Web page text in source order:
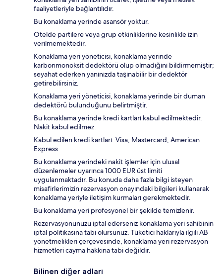
faaliyetleriyle bağlantılıdır.
Bu konaklama yerinde asansör yoktur.
Otelde partilere veya grup etkinliklerine kesinlikle izin
verilmemektedir.
Konaklama yeri yöneticisi, konaklama yerinde
karbonmonoksit dedektörü olup olmadığını bildirmemiştir;
seyahat ederken yanınızda taşınabilir bir dedektör
getirebilirsiniz.
Konaklama yeri yöneticisi, konaklama yerinde bir duman
dedektörü bulunduğunu belirtmiştir.
Bu konaklama yerinde kredi kartları kabul edilmektedir.
Nakit kabul edilmez.
Kabul edilen kredi kartları: Visa, Mastercard, American
Express
Bu konaklama yerindeki nakit işlemler için ulusal
düzenlemeler uyarınca 1000 EUR üst limiti
uygulanmaktadır. Bu konuda daha fazla bilgi isteyen
misafirlerimizin rezervasyon onayındaki bilgileri kullanarak
konaklama yeriyle iletişim kurmaları gerekmektedir.
Bu konaklama yeri profesyonel bir şekilde temizlenir.
Rezervasyonunuzu iptal ederseniz konaklama yeri sahibinin
iptal politikasına tabi olursunuz. Tüketici haklarıyla ilgili AB
yönetmelikleri çerçevesinde, konaklama yeri rezervasyon
hizmetleri cayma hakkına tabi değildir.
Bilinen diğer adları